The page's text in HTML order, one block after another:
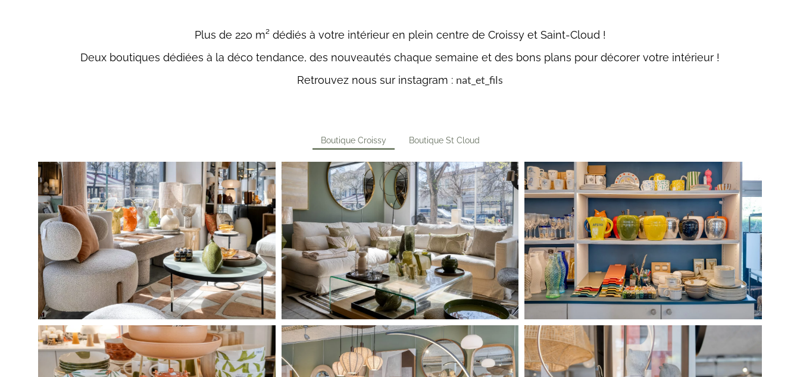
Plus de 220 m² dédiés à votre intérieur en plein centre de Croissy et Saint-Cloud !
Deux boutiques dédiées à la déco tendance, des nouveautés chaque semaine et des bons plans pour décorer votre intérieur !
Retrouvez nous sur instagram : nat_et_fils
Boutique Croissy Boutique St Cloud